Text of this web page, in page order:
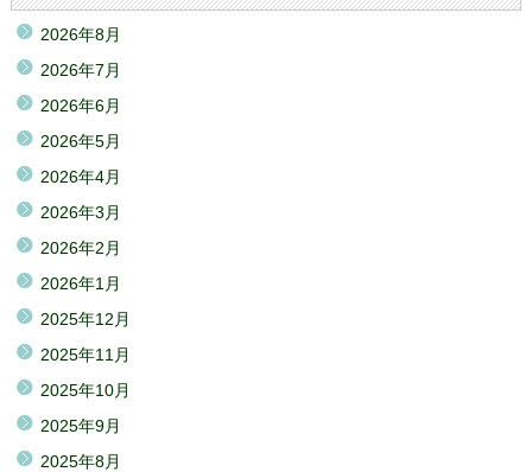
2026年8月
2026年7月
2026年6月
2026年5月
2026年4月
2026年3月
2026年2月
2026年1月
2025年12月
2025年11月
2025年10月
2025年9月
2025年8月